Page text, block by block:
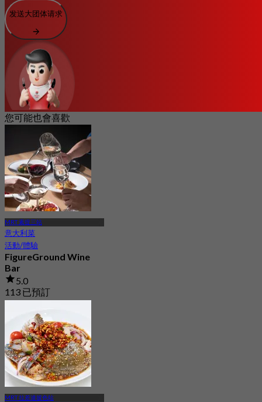
发送大团体请求
您可能也會喜歡
MRT 素提三站
意大利菜
活動/體驗
FigureGround Wine
Bar
5.0
113 已預訂
MRT 拉差達披色站